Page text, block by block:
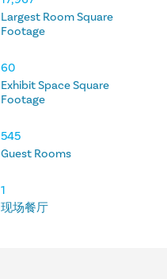
Largest Room Square
Footage
Exhibit Space Square
Footage
60
Guest Rooms
545
现场餐厅
1